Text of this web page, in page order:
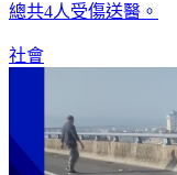
總共4人受傷送醫。
社會